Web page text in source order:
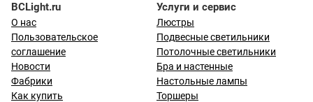
BCLight.ru
О нас
Пользовательское
соглашение
Новости
Фабрики
Как купить
Услуги и сервис
Люстры
Подвесные светильники
Потолочные светильники
Бра и настенные
Настольные лампы
Торшеры